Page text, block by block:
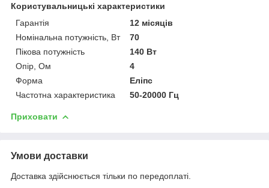
Користувальницькі характеристики
Гарантія
12 місяців
Номінальна потужність, Вт
70
Пікова потужність
140 Вт
Опір, Ом
4
Форма
Еліпс
Частотна характеристика
50-20000 Гц
Приховати
Умови доставки
Доставка здійснюється тільки по передоплаті.